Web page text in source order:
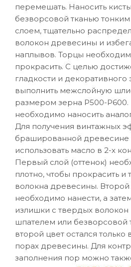
перемешать. Наносить
безворсовой тканью
слоем, тщательно
волокон древесины и
наплывов. Торцы
прокрасить. С целью
гладкости и
выполнить межслойную
размером зерна P500-P600.
необходимо наносить
Для получения винтажных
брашированной древесине
использовать масло в 2-х
Первый слой (оттенок)
плотно, чтобы прокрасить
волокна древесины. Второй
необходимо нанести, а
излишки с твердых
шпателем или безворсовой
второй цвет остался
порах древесины. Для
заполнения пор можно